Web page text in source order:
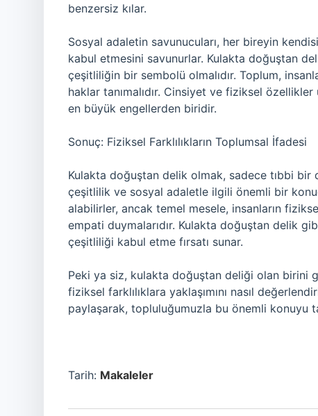
benzersiz kılar.
Sosyal adaletin savunucuları, her bireyin
kabul etmesini savunurlar. Kulakta doğuştan
çeşitliliğin bir sembolü olmalıdır. Toplum,
haklar tanımalıdır. Cinsiyet ve fiziksel
en büyük engellerden biridir.
Sonuç: Fiziksel Farklılıkların Toplumsal İfadesi
Kulakta doğuştan delik olmak, sadece tıbbi
çeşitlilik ve sosyal adaletle ilgili önemli bir
alabilirler, ancak temel mesele, insanların
empati duymalarıdır. Kulakta doğuştan delik
çeşitliliği kabul etme fırsatı sunar.
Peki ya siz, kulakta doğuştan deliği olan birini
fiziksel farklılıklara yaklaşımını nasıl
paylaşarak, topluluğumuzla bu önemli konuyu
Tarih: Makaleler